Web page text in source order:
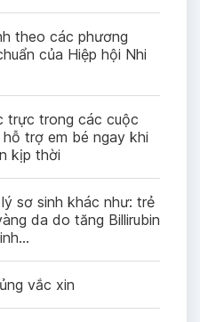
theo các phương
của Hiệp hội Nhi
trực trong các cuộc
trợ em bé ngay khi
kịp thời
sơ sinh khác như: trẻ
da do tăng Billirubin
vắc xin